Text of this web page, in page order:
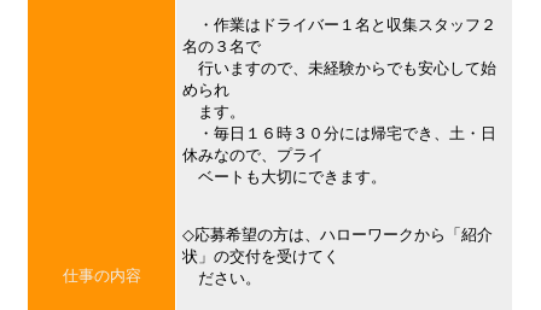
仕事の内容
・作業はドライバー１名と収集スタッフ２
名の３名で
行いますので、未経験からでも安心して始
められ
ます。
・毎日１６時３０分には帰宅でき、土・日
休みなので、プライ
ベートも大切にできます。
◇応募希望の方は、ハローワークから「紹介
状」の交付を受けてく
ださい。